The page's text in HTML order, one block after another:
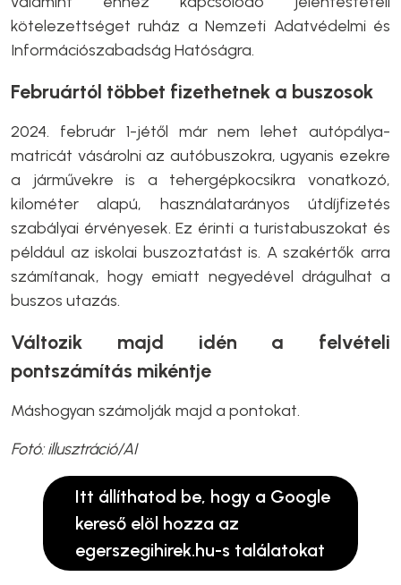
kötelezettséget ruház a Nemzeti Adatvédelmi és
Információszabadság Hatóságra.
Februártól többet fizethetnek a buszosok
2024. február 1-jétől már nem lehet autópálya-
matricát vásárolni az autóbuszokra, ugyanis ezekre
a járművekre is a tehergépkocsikra vonatkozó,
kilométer alapú, használatarányos útdíjfizetés
szabályai érvényesek. Ez érinti a turistabuszokat és
például az iskolai buszoztatást is. A szakértők arra
számítanak, hogy emiatt negyedével drágulhat a
buszos utazás.
Változik majd idén a felvételi
pontszámítás mikéntje
Máshogyan számolják majd a pontokat.
Fotó: illusztráció/AI
Itt állíthatod be, hogy a Google
kereső elöl hozza az
egerszegihirek.hu-s találatokat